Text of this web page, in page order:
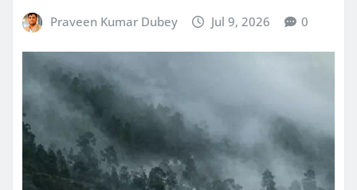
Praveen Kumar Dubey Jul 9, 2026 0